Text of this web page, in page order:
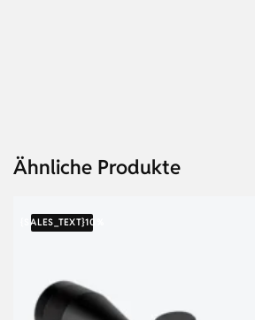
Ähnliche Produkte
{SALES_TEXT}10%